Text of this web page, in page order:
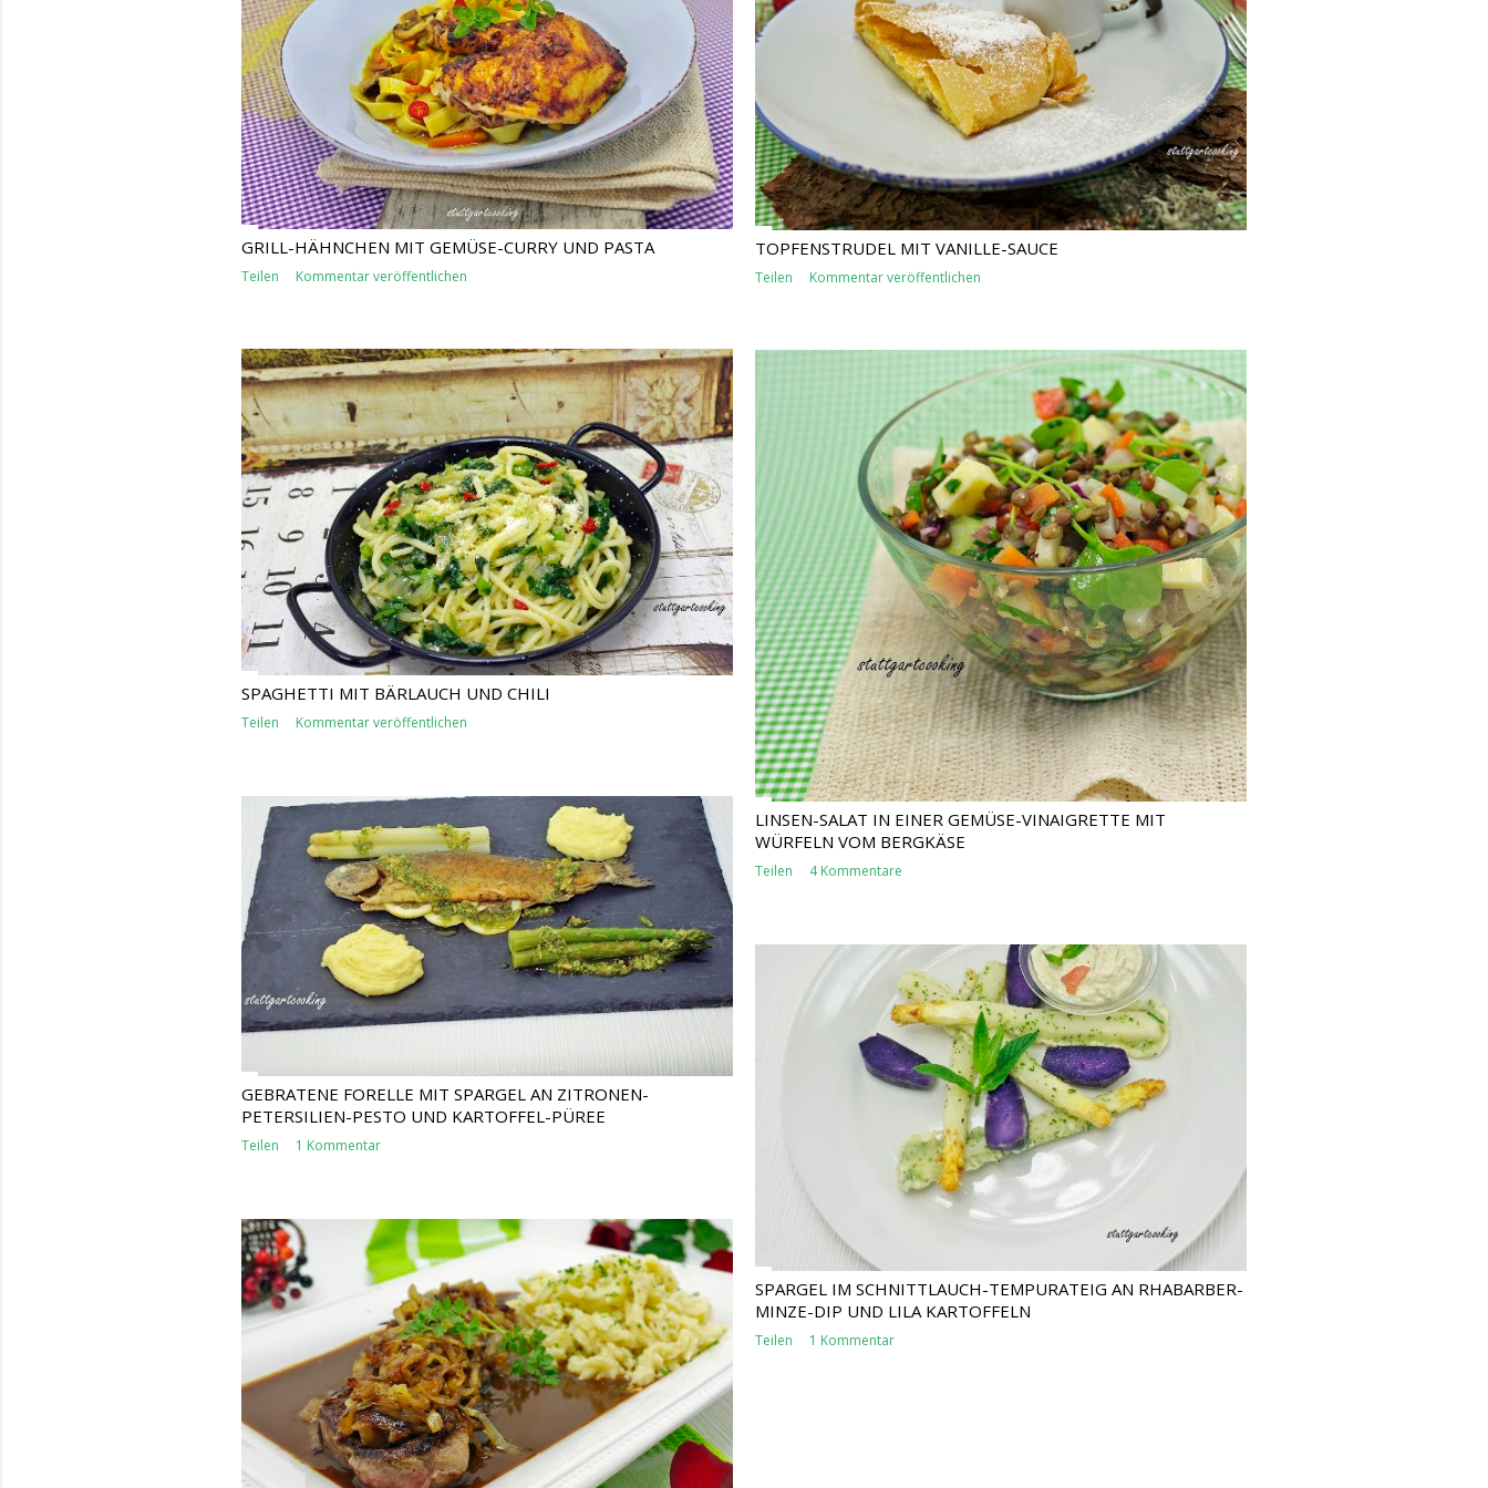
s
GRILL-HÄHNCHEN MIT GEMÜSE-CURRY UND PASTA
Teilen Kommentar veröffentlichen
TOPFENSTRUDEL MIT VANILLE-SAUCE
Teilen Kommentar veröffentlichen
SPAGHETTI MIT BÄRLAUCH UND CHILI
Teilen Kommentar veröffentlichen
LINSEN-SALAT IN EINER GEMÜSE-VINAIGRETTE MIT
WÜRFELN VOM BERGKÄSE
Teilen 4 Kommentare
GEBRATENE FORELLE MIT SPARGEL AN ZITRONEN-
PETERSILIEN-PESTO UND KARTOFFEL-PÜREE
Teilen 1 Kommentar
SPARGEL IM SCHNITTLAUCH-TEMPURATEIG AN RHABARBER-
MINZE-DIP UND LILA KARTOFFELN
Teilen 1 Kommentar